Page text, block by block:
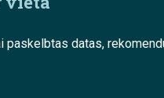
datas,